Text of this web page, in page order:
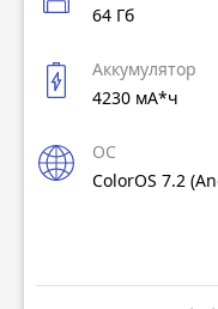
64 Гб
Аккумулятор
4230 мА*ч
ОС
ColorOS 7.2